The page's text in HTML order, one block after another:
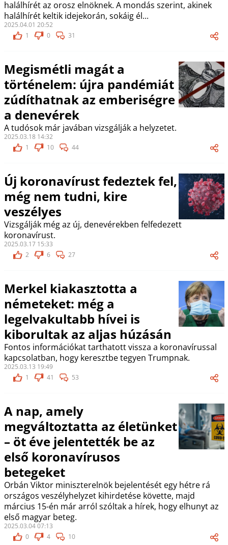
halálhírét az orosz elnöknek. A mondás szerint, akinek
halálhírét keltik idejekorán, sokáig él...
2025.04.01 20:52
1
0 31
Megismétli magát a
történelem: újra pandémiát
zúdíthatnak az emberiségre
a denevérek
A tudósok már javában vizsgálják a helyzetet.
2025.03.18 14:32
1
10 44
Új koronavírust fedeztek fel,
még nem tudni, kire
veszélyes
Vizsgálják még az új, denevérekben felfedezett
koronavírust.
2025.03.17 15:33
2
6 27
Merkel kiakasztotta a
németeket: még a
legelvakultabb hívei is
kiborultak az aljas húzásán
Fontos információkat tarthatott vissza a koronavírussal
kapcsolatban, hogy keresztbe tegyen Trumpnak.
2025.03.13 19:49
1
41 53
A nap, amely
megváltoztatta az életünket
– öt éve jelentették be az
első koronavírusos
betegeket
Orbán Viktor miniszterelnök bejelentését egy hétre rá
országos veszélyhelyzet kihirdetése követte, majd
március 15-én már arról szóltak a hírek, hogy elhunyt az
első magyar beteg.
2025.03.04 07:13
0
4 10